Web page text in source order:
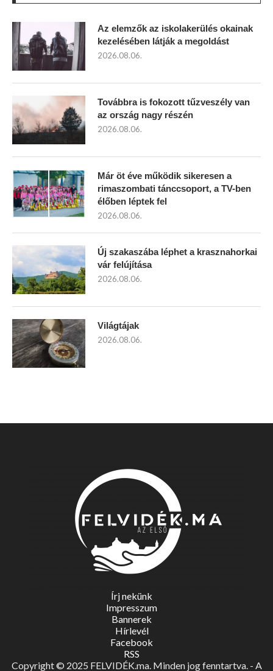
Az elemzők az iskolakerülés okainak
kezelésében látják a megoldást
2026.08.06.
Továbbra is fokozott tűzveszély van
az ország nagy részén
2026.08.06.
Már öt éve működik sikeresen a
rimaszombati tánccsoport, a TV-ben
élőben léptek fel
2026.08.06.
Új szakaszába léphet a krasznahorkai
vár felújítása
2026.08.06.
Világtájak
2026.08.06.
Írj nekünk
Impresszum
Bannerek
Hírlevél
Facebook
RSS
Copyright © 2025 FELVIDÉK.ma. Minden jog fenntartva. - A